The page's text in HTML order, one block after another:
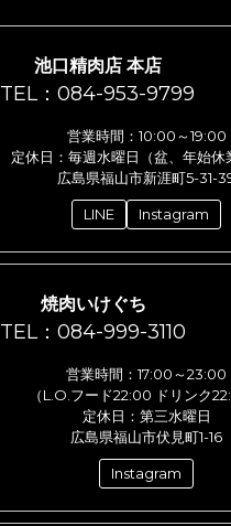
池口精肉店 本店
TEL：084-953-9799
営業時間：10:00～19:00
定休日：毎週水曜日（盆、年始休
広島県福山市新涯町5-31-
LINE Instagram
焼肉いけぐち
TEL：084-999-3110
営業時間：17:00～23:00
（L.O.フード22:00 ドリンク
定休日：第三水曜日
広島県福山市伏見町1-16
Instagram